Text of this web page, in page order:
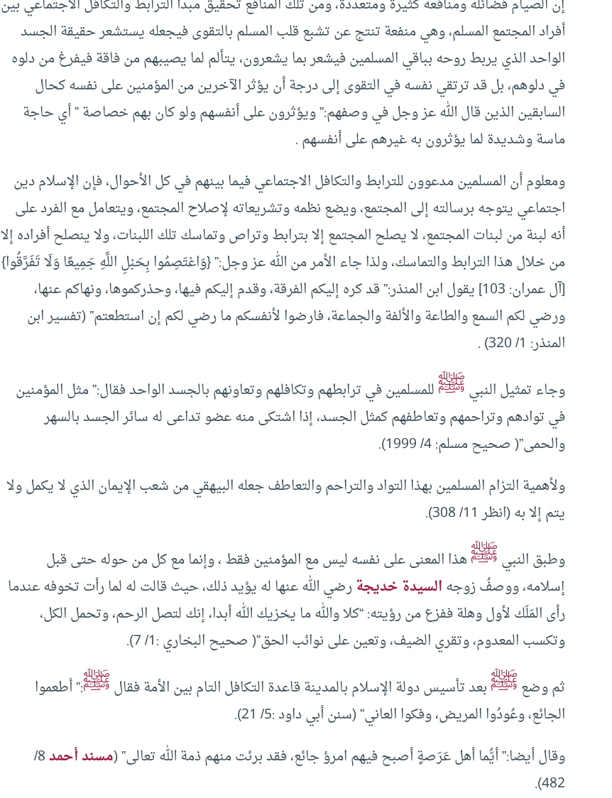
إن الصيام فضائله ومنافعه كثيرة ومتعددة، ومن تلك المنافع تحقيق مبدأ الترابط والتكافل الاجتماعي بين
أفراد المجتمع المسلم، وهي منفعة تنتج عن تشبع قلب المسلم بالتقوى فيجعله يستشعر حقيقة الجسد
الواحد الذي يربط روحه بباقي المسلمين فيشعر بما يشعرون، يتألم لما يصيبهم من فاقة فيفرغ من دلوه
في دلوهم، بل قد ترتقي نفسه في التقوى إلى درجة أن يؤثر الآخرين من المؤمنين على نفسه كحال
السابقين الذين قال الله عز وجل في وصفهم:” ويؤثرون على أنفسهم ولو كان بهم خصاصة ” أي حاجة
ماسة وشديدة لما يؤثرون به غيرهم على أنفسهم .
ومعلوم أن المسلمين مدعوون للترابط والتكافل الاجتماعي فيما بينهم في كل الأحوال، فإن الإسلام دين
اجتماعي يتوجه برسالته إلى المجتمع، ويضع نظمه وتشريعاته لإصلاح المجتمع، ويتعامل مع الفرد على
أنه لبنة من لبنات المجتمع، لا يصلح المجتمع إلا بترابط وتراص وتماسك تلك اللبنات، ولا ينصلح أفراده إلا
من خلال هذا الترابط والتماسك، ولذا جاء الأمر من الله عز وجل:” {وَاعْتَصِمُوا بِحَبْلِ اللَّهِ جَمِيعًا وَلَا تَفَرَّقُوا}
[آل عمران: 103] يقول ابن المنذر:” قد كره إليكم الفرقة، وقدم إليكم فيها، وحذركموها، ونهاكم عنها،
ورضي لكم السمع والطاعة والألفة والجماعة، فارضوا لأنفسكم ما رضي لكم إن استطعتم” (تفسير ابن
المنذر: 1/ 320) .
وجاء تمثيل النبيﷺللمسلمين في ترابطهم وتكافلهم وتعاونهم بالجسد الواحد فقال:” مثل المؤمنين
في توادهم وتراحمهم وتعاطفهم كمثل الجسد، إذا اشتكى منه عضو تداعى له سائر الجسد بالسهر
والحمى”( صحيح مسلم: 4/ 1999).
ولأهمية التزام المسلمين بهذا التواد والتراحم والتعاطف جعله البيهقي من شعب الإيمان الذي لا يكمل ولا
يتم إلا به (انظر 11/ 308).
وطبق النبيﷺهذا المعنى على نفسه ليس مع المؤمنين فقط ، وإنما مع كل من حوله حتى قبل
إسلامه، ووصفُ زوجهالسيدة خديجةرضي الله عنها له يؤيد ذلك، حيث قالت له لما رأت تخوفه عندما
رأى المَلَك لأول وهلة ففزع من رؤيته: “كلا والله ما يخزيك الله أبدا، إنك لتصل الرحم، وتحمل الكل،
وتكسب المعدوم، وتقري الضيف، وتعين على نوائب الحق”( صحيح البخاري :1/ 7).
ثم وضعﷺبعد تأسيس دولة الإسلام بالمدينة قاعدة التكافل التام بين الأمة فقالﷺ:” أطعموا
الجائع، وعُودُوا المريض، وفكوا العاني” (سنن أبي داود :5/ 21).
وقال أيضا:” أيُّما أهل عَرَصةٍ أصبح فيهم امرؤ جائع، فقد برئت منهم ذمة الله تعالى” (مسند أحمد 8/
482).